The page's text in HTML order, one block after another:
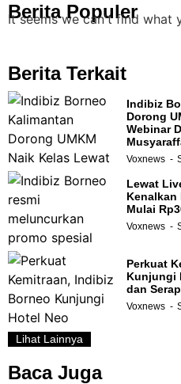
Berita Populer
It seems we can't find what
Berita Terkait
Indibiz
Dorong
Webinar
Voxnews
Lewat
Kenalkan
Mulai
Voxnews
Perkuat
Kunjungi
dan
Voxnews
Lihat Lainnya
Baca Juga